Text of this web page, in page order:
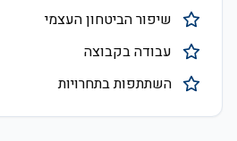
שיפור הביטחון העצמי
עבודה בקבוצה
השתתפות בתחרויות